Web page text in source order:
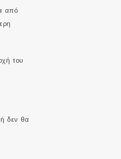
από
του
δεν θα